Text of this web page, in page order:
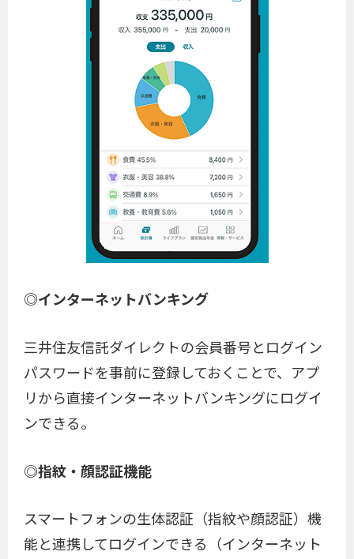
◎インターネットバンキング
三井住友信託ダイレクトの会員番号とログイン
パスワードを事前に登録しておくことで、アプ
リから直接インターネットバンキングにログイ
ンできる。
◎指紋・顔認証機能
スマートフォンの生体認証（指紋や顔認証）機
能と連携してログインできる（インターネット